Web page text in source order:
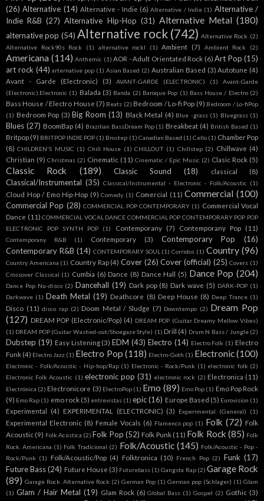
(26) Alternative (14) Alternative - Indie (6) Alternative / Indie (1) Alternative /
Indie R&B (27) Alternative Hip-Hop (31) Alternative Metal (180)
alternative pop (54) Alternative rock (742) Alternative Rock. (2)
Alternative Rock90s Rock
(1) alternative rockl (1) Ambient (7) Ambient Rock (2)
Americana (114) Anthemic (1) AOR - Adult Orientated Rock (6) Art Pop (15)
art rock (44) arternative pop (1) Asian Based (2) Australian Based (3) Autotune (4)
Avant - Garde (Electronic)
(3) AVANT-GARDE (ELECTRONIC) (1)
Avant-Garde
(Electronic).Electronic (1) Balada (3) Banda (2) Baroque Pop (1) Bass House / Electro (2)
Bass House / Electro House (7) Beats (2) Bedroom / Lo-fi Pop (9) Bedroom / Lo-fiPop
(1) Bedroom Pop (3) Big Room (13) Black Metal (4) Blue -grass (1) Bluegrass (1)
Blues (27) BoomBap (4) Brazilian BassDream Pop (1) Breakbeat (4) British Based (1)
Britpop (9) BRITPOP INDIE POP (1) Brostep (1) Canadian Based (1) Cello (1) Chamber Pop
(8) CHILDREN'S MUSIC (1) Chill House (1) CHILLOUT (1) Chillstep (2) Chillwave (4)
Christian (9) Christmas (2) Cinematic (11) Cinematic / Epic Music (2) Clasic Rock (5)
Classic Rock (189) Classic Sound (18) classical (8)
Classical/Instrumental (35) Classical/Instrumental - Electronic - Folk/Acoustic (1)
Cloud Hop / Emo Hip-Hop (9) Comedy (1) Comercial (11) Commercial (100)
Commercial Pop (28) COMMERCIAL POP CONTEMPORARY (1) Commercial Vocal
Dance (11) COMMERCIAL VOCAL DANCE COMMERCIAL POP CONTEMPORARY POP POP
ELECTRONIC POP SYNTH POP
(1) Contemporany (7) Contemporany Pop (11)
Contemporany R&B (1) Contemporary (3) Contemporary Pop
(16)
Contemporary R&B (14) CONTEMPORARY SOUL (1) Corridos (1) Country (96)
Country Americana (1) Country Rap (4) Cover (26) Cover (official) (25) Covers (1)
Crossover Classical (1) Cumbia (6) Dance (8) Dance Hall (5) Dance Pop (204)
Dance Pop Nu-disco (2) Dancehall (19) Dark pop (8) Dark wave (5) DARK-POP (1)
Darkwave (1) Death Metal (19) Deathcore (8) Deep House (8) Deep Trance (1)
Disco (11) disco rap (2) Doom Metal / Sludge (7) Downtempo (2) Dream Pop
(127) DREAM POP (Electronic/Pop) (4) DREAM POP (Guitar Dreamy Mellow Vibes)
(1) DREAM POP (Guitar Washed-out/Shoegaze Style) (1) Drill (4) Drum N Bass / Jungle (2)
Dubstep (19) Easy Listening (3) EDM (43) Electro (14) Electro Folk (1) Electro
Funk (4) Electro Jazz (1) Electro Pop (118) Electro-Goth (1) Electronic(100)
Electronic - Folk/Acoustic - Hip-hop/Rap (1) Electronic - Rock/Punk (1) electronic folk (2)
Electronic Folk Acoustic (1) electronic pop (31) electronic rock (2) Electronica (11)
Electrónica (2) Electronicore (3) ElectroPop (1) Emo (89) Emo Pop (1) Emo Pop Rock
(9) Emo Rap (1) emo rock (5) entrevistas (1) epic (16) Europe Based (5) Eurovision (1)
Experimental (4) EXPERIMENTAL (ELECTRONIC) (3) Experimental (General) (1)
Experimental Electronic (8) Female Vocals (6) Flamenco pop (1) Folk (72) Folk
Acoustic (9) Folk Acústica (2) Folk Pop (52) Folk Punk (11) Folk Rock (85) Folk
Rock. Americana (1) Folk Tradicional (2) Folk/Acoustic (145) Folk/Acoustic - Pop -
Rock/Punk (1) Folk/Acoustic/Pop (4) Folktronica (10) French Pop (2) Funk (17)
Future Bass (24) Future House (3) Futurebass (1) Gangsta Rap (2) Garage Rock
(89) Garage Rock. Alternative Rock (2) German Pop (1) German pop (Schlager) (1) Glam
(1) Glam / Hair Metal (19) Glam Rock (6) Global Bass (1) Gospel (2) Gothic (3)